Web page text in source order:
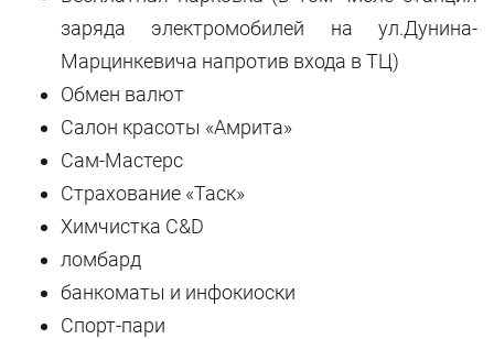
заряда электромобилей на ул.Дунина-
Марцинкевича напротив входа в ТЦ)
Обмен валют
Салон красоты «Амрита»
Cам-Мастерс
Страхование «Таск»
Химчистка C&D
ломбард
банкоматы и инфокиоски
Спорт-пари